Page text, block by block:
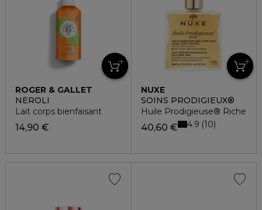
ROGER & GALLET
NÉROLI
Lait corps bienfaisant
14,90 €
NUXE
SOINS PRODIGIEUX®
Huile Prodigieuse® Riche
40,60 € 4.9 10